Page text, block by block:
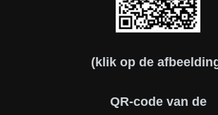
(klik op de
QR-code van de